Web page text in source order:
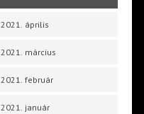
2021. április
2021. március
2021. február
2021. január